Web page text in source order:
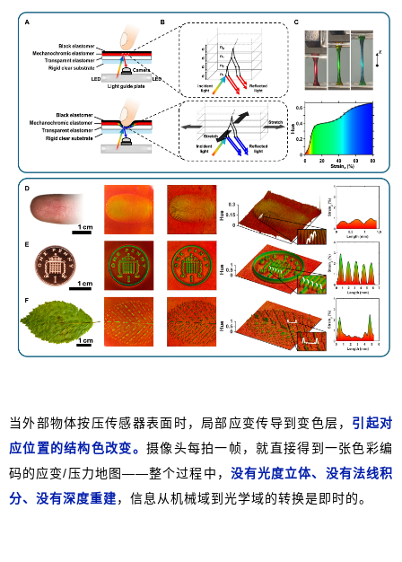
当外部物体按压传感器表面时，局部应变传导到变色层， 引起对
应位置的结构色改变。 摄像头每拍一帧，就直接得到一张色彩编
码的应变/压力地图——整个过程中， 没有光度立体、没有法线积
分、没有深度重建，信息从机械域到光学域的转换是即时的。